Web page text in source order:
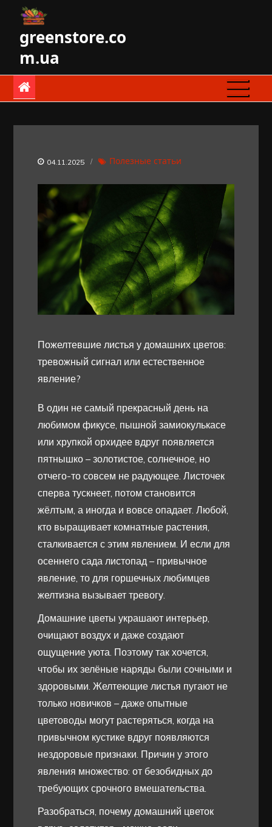
contentgreenstore.co
m.ua
04.11.2025 Полезные статьи
Пожелтевшие листья у домашних цветов:
тревожный сигнал или естественное
явление?
В один не самый прекрасный день на
любимом фикусе, пышной замиокулькасе
или хрупкой орхидее вдруг появляется
пятнышко – золотистое, солнечное, но
отчего-то совсем не радующее. Листочек
сперва тускнеет, потом становится
жёлтым, а иногда и вовсе опадает. Любой,
кто выращивает комнатные растения,
сталкивается с этим явлением. И если для
осеннего сада листопад – привычное
явление, то для горшечных любимцев
желтизна вызывает тревогу.
Домашние цветы украшают интерьер,
очищают воздух и даже создают
ощущение уюта. Поэтому так хочется,
чтобы их зелёные наряды были сочными и
здоровыми. Желтеющие листья пугают не
только новичков – даже опытные
цветоводы могут растеряться, когда на
привычном кустике вдруг появляются
нездоровые признаки. Причин у этого
явления множество: от безобидных до
требующих срочного вмешательства.
Разобраться, почему домашний цветок